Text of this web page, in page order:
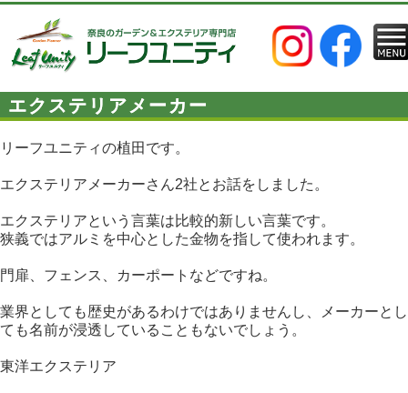
エクステリアメーカー
リーフユニティの植田です。
エクステリアメーカーさん2社とお話をしました。
エクステリアという言葉は比較的新しい言葉です。
狭義ではアルミを中心とした金物を指して使われます。
門扉、フェンス、カーポートなどですね。
業界としても歴史があるわけではありませんし、メーカーとし
ても名前が浸透していることもないでしょう。
東洋エクステリア